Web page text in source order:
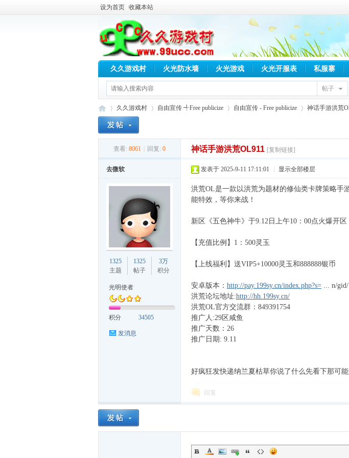
设为首页 收藏本站
久久游戏村 火光防水墙 火光游戏 火光开服表 私服寨
帖子
久久游戏村
›
自由宣传 ╃Free publicize
›
自由宣传 - Free publicize 神话手游洪荒
查看: 8061 回复: 0 神话手游洪荒OL911 [复制链接]
去微软
1325
主题
1325
帖子
3万
积分
光明使者
积分 34505
发消息
发表于 2025-9-11 17:11:01 显示全部楼层
洪荒OL是一款以洪荒为题材的修仙类卡牌策略手
能特效，等你来战！
新区《五色神牛》于9.12日上午10：00点火爆开区
【充值比例】1：500灵玉
【上线福利】送VIP5+10000灵玉和888888银币
安卓版本： http://pay.199sy.cn/index.php?s= ... n/
洪荒论坛地址:http://hh.199sy.cn/
洪荒OL官方交流群：849391754
推广人:29区咸鱼
推广天数：26
推广日期: 9.11
好疯狂发快递纳兰夏枯草你说了什么先看下那可
回复